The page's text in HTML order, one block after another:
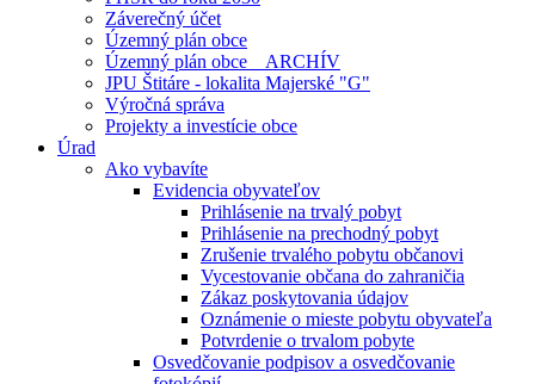
Záverečný účet
Územný plán obce
Územný plán obce _ ARCHÍV
JPU Štitáre - lokalita Majerské "G"
Výročná správa
Projekty a investície obce
Úrad
Ako vybavíte
Evidencia obyvateľov
Prihlásenie na trvalý pobyt
Prihlásenie na prechodný pobyt
Zrušenie trvalého pobytu občanovi
Vycestovanie občana do zahraničia
Zákaz poskytovania údajov
Oznámenie o mieste pobytu obyvateľa
Potvrdenie o trvalom pobyte
Osvedčovanie podpisov a osvedčovanie